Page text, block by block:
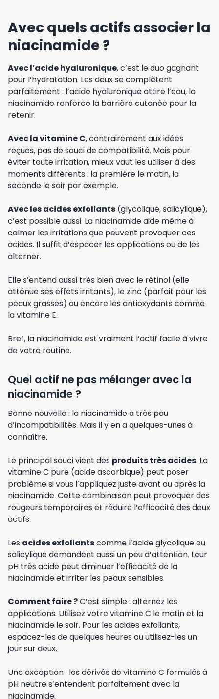
Avec quels actifs associer la
niacinamide ?
Avec l’acide hyaluronique, c’est le duo gagnant
pour l’hydratation. Les deux se complètent
parfaitement : l’acide hyaluronique attire l’eau, la
niacinamide renforce la barrière cutanée pour la
retenir.
Avec la vitamine C, contrairement aux idées
reçues, pas de souci de compatibilité. Mais pour
éviter toute irritation, mieux vaut les utiliser à des
moments différents : la première le matin, la
seconde le soir par exemple.
Avec les acides exfoliants (glycolique, salicylique),
c’est possible aussi. La niacinamide aide même à
calmer les irritations que peuvent provoquer ces
acides. Il suffit d’espacer les applications ou de les
alterner.
Elle s’entend aussi très bien avec le rétinol (elle
atténue ses effets irritants), le zinc (parfait pour les
peaux grasses) ou encore les antioxydants comme
la vitamine E.
Bref, la niacinamide est vraiment l’actif facile à vivre
de votre routine.
Quel actif ne pas mélanger avec la
niacinamide ?
Bonne nouvelle : la niacinamide a très peu
d’incompatibilités. Mais il y en a quelques-unes à
connaître.
Le principal souci vient des produits très acides. La
vitamine C pure (acide ascorbique) peut poser
problème si vous l’appliquez juste avant ou après la
niacinamide. Cette combinaison peut provoquer des
rougeurs temporaires et réduire l’efficacité des deux
actifs.
Les acides exfoliantscomme l’acide glycolique ou
salicylique demandent aussi un peu d’attention. Leur
pH très acide peut diminuer l’efficacité de la
niacinamide et irriter les peaux sensibles.
Comment faire ?C’est simple : alternez les
applications. Utilisez votre vitamine C le matin et la
niacinamide le soir. Pour les acides exfoliants,
espacez-les de quelques heures ou utilisez-les un
jour sur deux.
Une exception : les dérivés de vitamine C formulés à
pH neutre s’entendent parfaitement avec la
niacinamide.